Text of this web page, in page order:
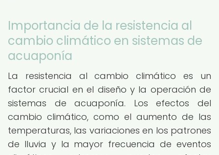
Importancia de la resistencia al
cambio climático en sistemas de
acuaponía
La resistencia al cambio climático es un
factor crucial en el diseño y la operación de
sistemas de acuaponía. Los efectos del
cambio climático, como el aumento de las
temperaturas, las variaciones en los patrones
de lluvia y la mayor frecuencia de eventos